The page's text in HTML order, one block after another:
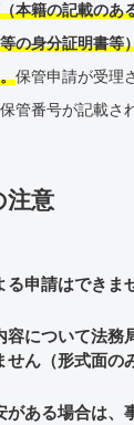
本籍の記載のあ
の身分証明書等
保管申請が受理
管番号が記載さ
注意
る申請はできま
容について法務
せん（形式面の
がある場合は、